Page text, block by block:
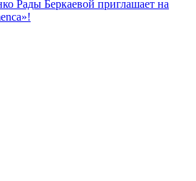
Рады Беркаевой приглашает на